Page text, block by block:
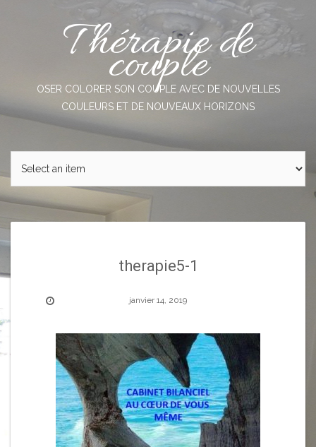
Thérapie de
couple
OSER COLORER SON COUPLE AVEC DE NOUVELLES
COULEURS ET DE NOUVEAUX HORIZONS
therapie5-1
janvier 14, 2019